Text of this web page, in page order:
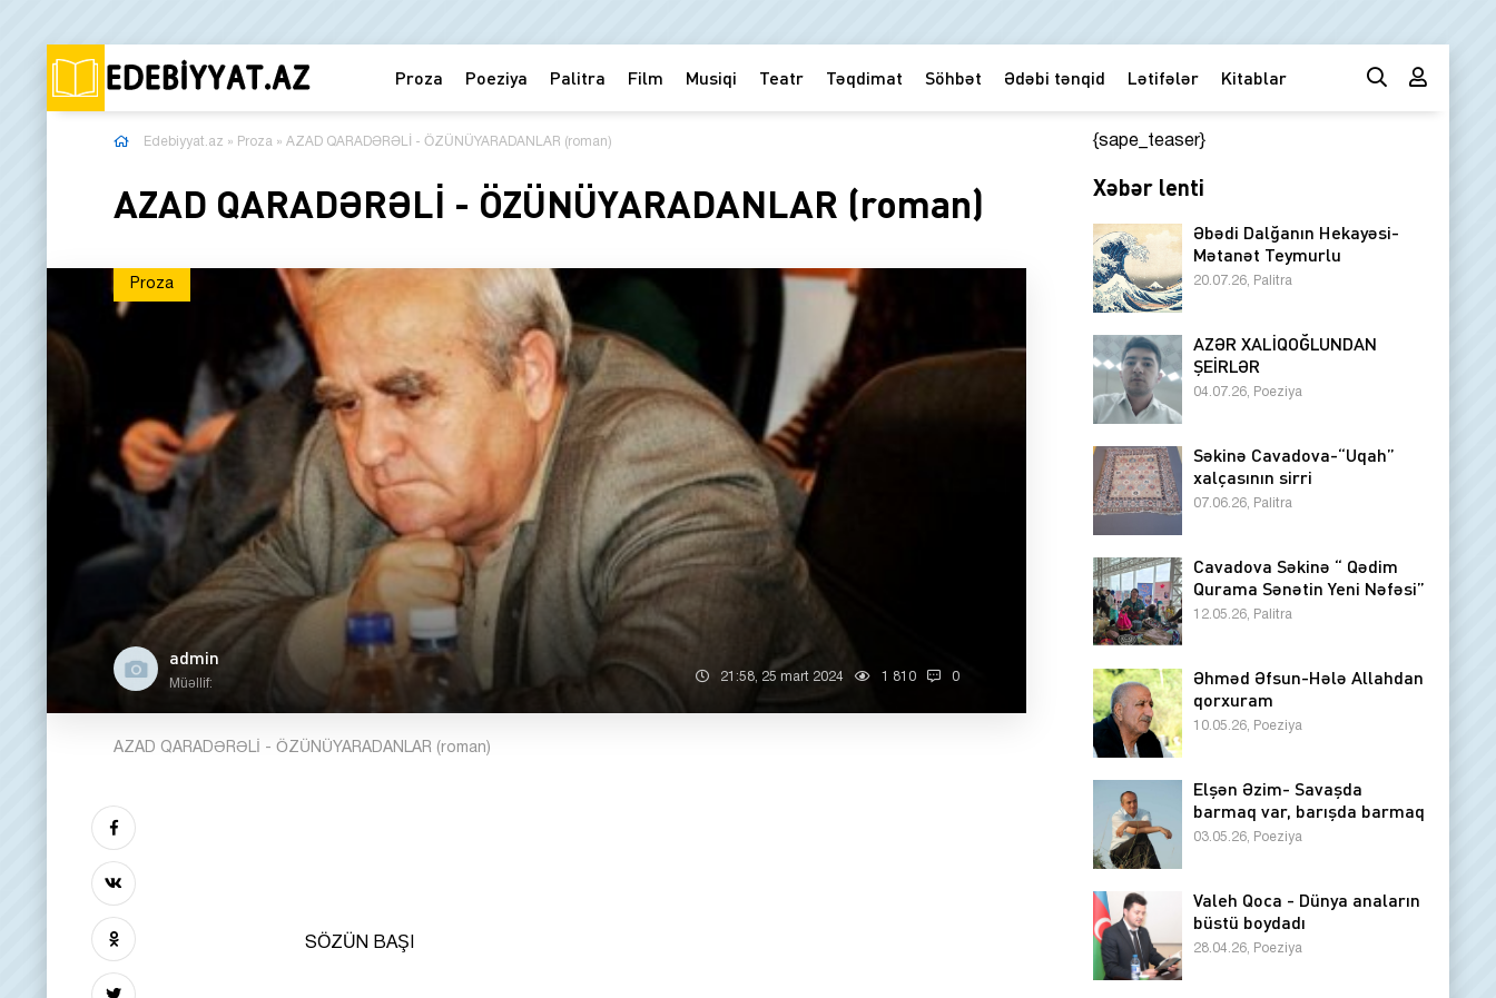
Proza Poeziya Palitra Film Musiqi Teatr Təqdimat Söhbət Ədəbi tənqid Lətifələr Kitablar
Edebiyyat.az » Proza » AZAD QARADƏRƏLİ - ÖZÜNÜYARADANLAR (roman)
AZAD QARADƏRƏLİ - ÖZÜNÜYARADANLAR (roman)
Proza
admin
Müəllif:
21:58, 25 mart 2024 1 810 0
AZAD QARADƏRƏLİ - ÖZÜNÜYARADANLAR (roman)
SÖZÜN BAŞI
{sape_teaser}
Xəbər lenti
Əbədi Dalğanın Hekayəsi-
Mətanət Teymurlu
20.07.26, Palitra
AZƏR XALİQOĞLUNDAN
ŞEİRLƏR
04.07.26, Poeziya
Səkinə Cavadova-“Uqah”
xalçasının sirri
07.06.26, Palitra
Cavadova Səkinə “ Qədim
Qurama Sənətin Yeni Nəfəsi”
12.05.26, Palitra
Əhməd Əfsun-Hələ Allahdan
qorxuram
10.05.26, Poeziya
Elşən Əzim- Savaşda
barmaq var, barışda barmaq
03.05.26, Poeziya
Valeh Qoca - Dünya anaların
büstü boydadı
28.04.26, Poeziya